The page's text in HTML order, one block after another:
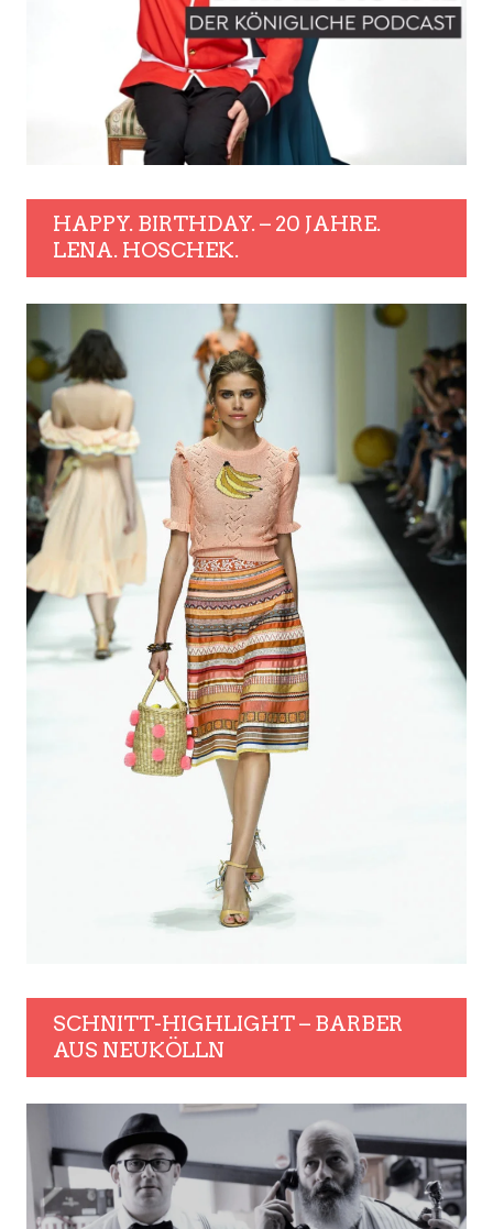
HAPPY. BIRTHDAY. – 20 JAHRE.
LENA. HOSCHEK.
SCHNITT-HIGHLIGHT – BARBER
AUS NEUKÖLLN